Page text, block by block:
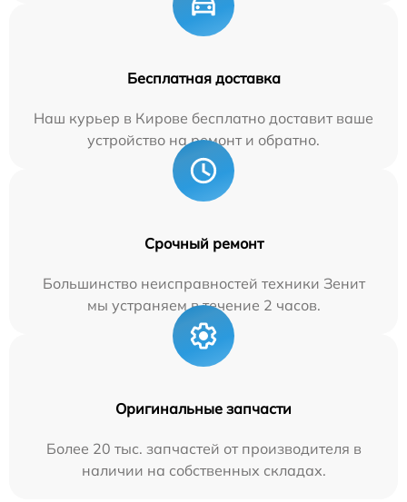
Бесплатная доставка
Наш курьер в Кирове бесплатно доставит ваше
устройство на ремонт и обратно.
Срочный ремонт
Большинство неисправностей техники Зенит
мы устраняем в течение 2 часов.
Оригинальные запчасти
Более 20 тыс. запчастей от производителя в
наличии на собственных складах.